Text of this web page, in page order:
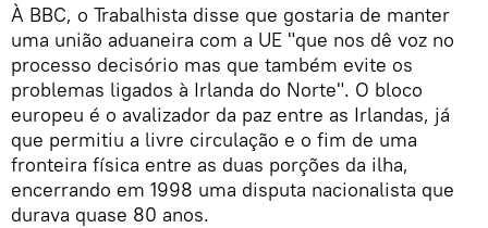
À BBC, o Trabalhista disse que gostaria de manter
uma união aduaneira com a UE "que nos dê voz no
processo decisório mas que também evite os
problemas ligados à Irlanda do Norte". O bloco
europeu é o avalizador da paz entre as Irlandas, já
que permitiu a livre circulação e o fim de uma
fronteira física entre as duas porções da ilha,
encerrando em 1998 uma disputa nacionalista que
durava quase 80 anos.